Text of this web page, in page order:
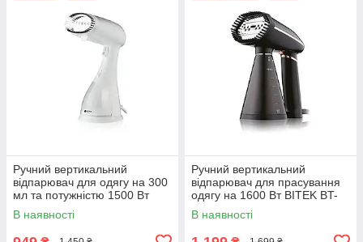
Ручний вертикальний
відпарювач для одягу на 300
мл та потужністю 1500 Вт
BITEK BT-1214 Білий
В наявності
Ручний вертикальний
відпарювач для прасування
одягу на 1600 Вт BITEK BT-
1272 Чорний
В наявності